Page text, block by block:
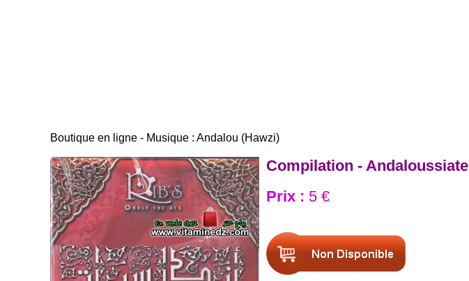
Boutique en ligne - Musique : Andalou (Hawzi)
Compilation - Andaloussiate
Prix : 5 €